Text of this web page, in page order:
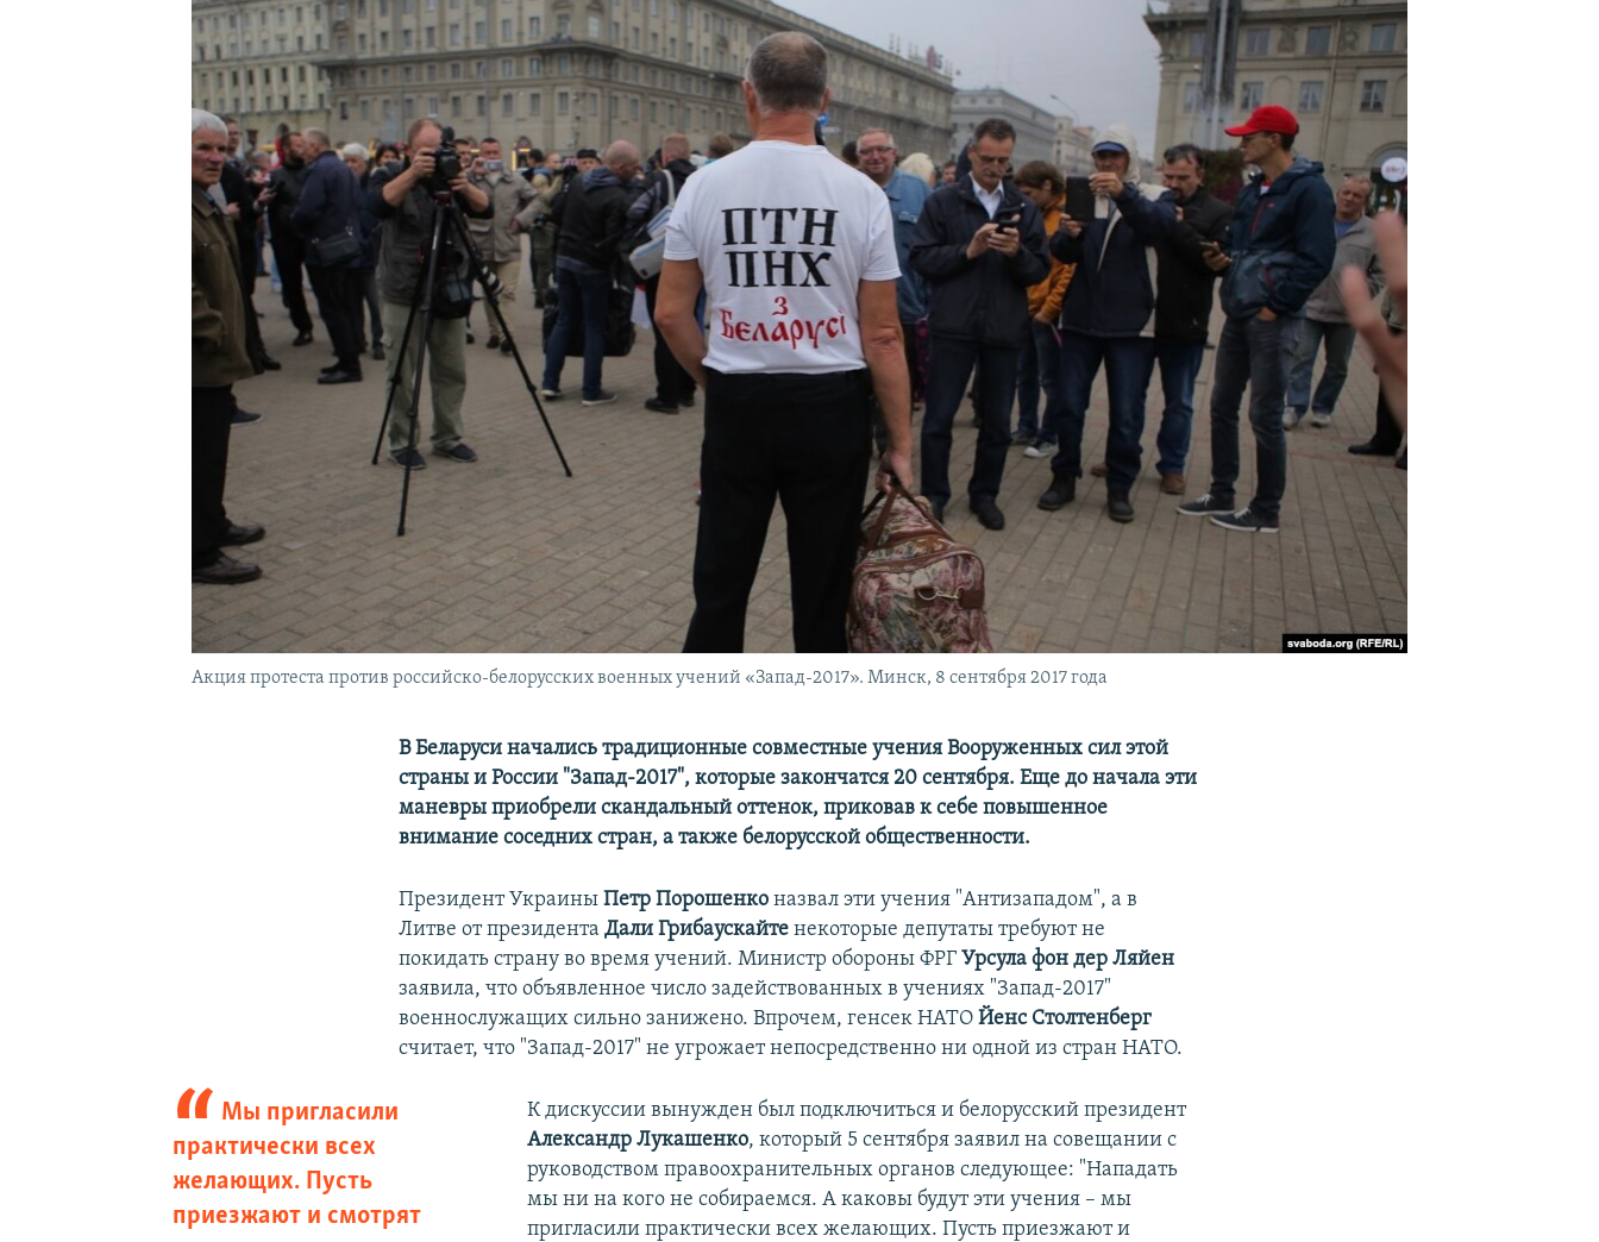
КРЫМ.НЕПОКОРЕННЫЙ
УКРАИНСКАЯ ПРОБЛЕМА КРЫМА
Акция протеста против российско-белорусских военных учений «Запад-2017». Минск, 8 сентября 2017 года
В Беларуси начались традиционные совместные учения Вооруженных сил этой
страны и России "Запад-2017", которые закончатся 20 сентября. Еще до начала эти
маневры приобрели скандальный оттенок, приковав к себе повышенное
внимание соседних стран, а также белорусской общественности.
Президент УкраиныПетр Порошенко назвал эти учения "Антизападом", а в
Литве от президентаДали Грибаускайте некоторые депутаты требуют не
покидать страну во время учений. Министр обороны ФРГ Урсула фон дер Ляйен
заявила, что объявленное число задействованных в учениях "Запад-2017"
военнослужащих сильно занижено. Впрочем, генсек НАТОЙенс Столтенберг
считает, что "Запад-2017" не угрожает непосредственно ни одной из стран НАТО.
Мы пригласили
практически всех
желающих. Пусть
приезжают и смотрят
К дискуссии вынужден был подключиться и белорусский президент
Александр Лукашенко, который 5 сентября заявил на совещании с
руководством правоохранительных органов следующее: "Нападать
мы ни на кого не собираемся. А каковы будут эти учения – мы
пригласили практически всех желающих. Пусть приезжают и